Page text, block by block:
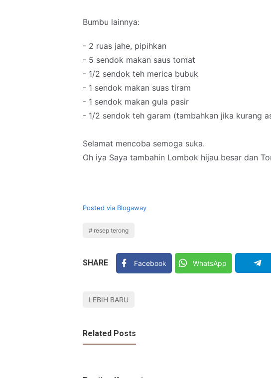
Bumbu lainnya:
- 2 ruas jahe, pipihkan
- 5 sendok makan saus tomat
- 1/2 sendok teh merica bubuk
- 1 sendok makan suas tiram
- 1 sendok makan gula pasir
- 1/2 sendok teh garam (tambahkan jika kurang
Selamat mencoba semoga suka.
Oh iya Saya tambahin Lombok hijau besar dan
Posted via Blogaway
resep terong
SHARE Facebook WhatsApp
LEBIH BARU
Related Posts